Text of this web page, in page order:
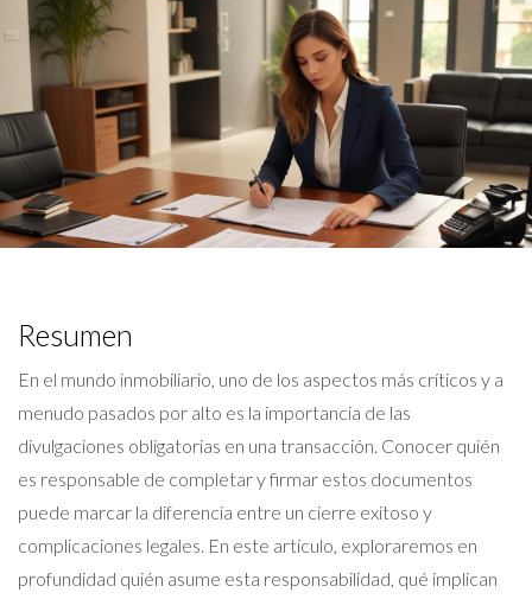
Resumen
En el mundo inmobiliario, uno de los aspectos más críticos y a
menudo pasados por alto es la importancia de las
divulgaciones obligatorias en una transacción. Conocer quién
es responsable de completar y firmar estos documentos
puede marcar la diferencia entre un cierre exitoso y
complicaciones legales. En este artículo, exploraremos en
profundidad quién asume esta responsabilidad, qué implican